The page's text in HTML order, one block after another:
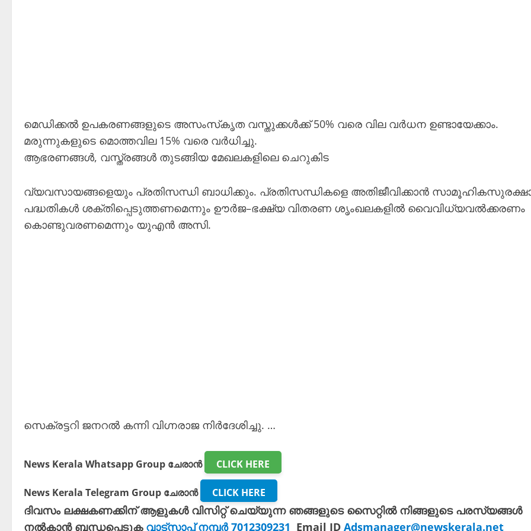
മെഡിക്കൽ ഉപകരണങ്ങളുടെ അസംസ്‌കൃത വസ്തുക്കൾക്ക് 50% വരെ വില വർധന ഉണ്ടായേക്കാം.
മരുന്നുകളുടെ മൊത്തവില 15% വരെ വർധിച്ചു.
ആഭരണങ്ങൾ, വസ്ത്രങ്ങൾ തുടങ്ങിയ മേഖലകളിലെ ചെറുകിട
വ്യവസായങ്ങളെയും പ്രതിസന്ധി ബാധിക്കും. പ്രതിസന്ധികളെ അതിജീവിക്കാൻ
പദ്ധതികൾ ശക്തിപ്പെടുത്തണമെന്നും ഊർജ–ഭക്ഷ്യ വിതരണ ശൃംഖലകളിൽ വൈവിധ്യവൽക്കരണം
കൊണ്ടുവരണമെന്നും യുഎൻ അസി.
സെക്രട്ടറി ജനറൽ കന്നി വിഗ്നരാജ നിർദേശിച്ചു. …
News Kerala Whatsapp Group ചേരാൻ CLICK HERE
News Kerala Telegram Group ചേരാൻ CLICK HERE
ദിവസം ലക്ഷകണക്കിന് ആളുകൾ വിസിറ്റ് ചെയ്യുന്ന ഞങ്ങളുടെ സൈറ്റിൽ നിങ്ങളുടെ പരസ്യങ്ങൾ
നൽകാൻ ബന്ധപ്പെടുക വാട്സാപ്പ് നമ്പർ 7012309231 Email ID Adsmanager@newskerala.net